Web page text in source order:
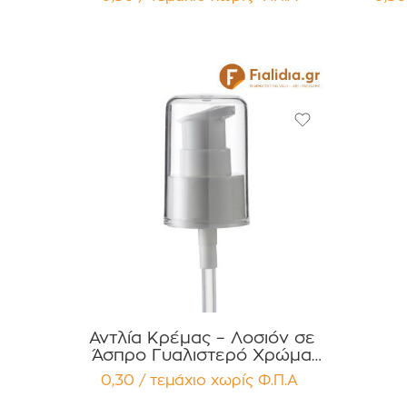
Σαμπουάν Συσκευασία 12
Αντλία Κρέμας – Λοσιόν σε
Άσπρο Γυαλιστερό Χρώμα
PP24 Συσκευασία 12 τεμαχίων
0,30 / τεμάχιο χωρίς Φ.Π.Α